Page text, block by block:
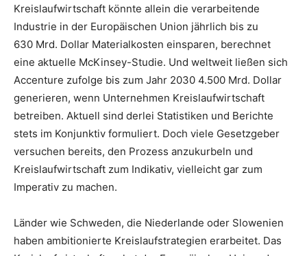
Kreislaufwirtschaft könnte allein die verarbeitende
Industrie in der Europäischen Union jährlich bis zu
630 Mrd. Dollar Materialkosten einsparen, berechnet
eine aktuelle McKinsey-Studie. Und weltweit ließen sich
Accenture zufolge bis zum Jahr 2030 4.500 Mrd. Dollar
generieren, wenn Unternehmen Kreislaufwirtschaft
betreiben. Aktuell sind derlei Statistiken und Berichte
stets im Konjunktiv formuliert. Doch viele Gesetzgeber
versuchen bereits, den Prozess anzukurbeln und
Kreislaufwirtschaft zum Indikativ, vielleicht gar zum
Imperativ zu machen.
Länder wie Schweden, die Niederlande oder Slowenien
haben ambitionierte Kreislaufstrategien erarbeitet. Das